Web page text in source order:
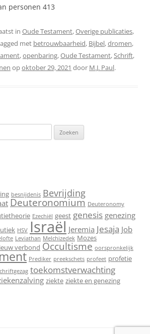
personen 413
in Oude Testament,Overige publicaties,
met betrouwbaarheid, Bijbel,dromen,
,openbaring,Oude Testament,Schrift,
opoktober 29, 2021 door M.J. Paul.
besnijdenis Bevrijding
Deuteronomium Deuteronomy
Ezechiël geest genesis genezing
HSV Israël Jeremia Jesaja Job
Leviathan Melchizedek Mozes
verbond Occultisme oorspronkelijk
Prediker preekschets profeet profetie
toekomstverwachting
ziekte ziekte en genezing